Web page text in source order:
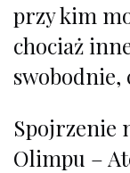
przy kim
chociaż
swobodnie,
Spojrzenie
Olimpu –